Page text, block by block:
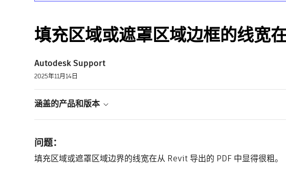
填充区域或遮罩区域边框的线宽
Autodesk Support
2025年11月14日
涵盖的产品和版本
问题：
填充区域或遮罩区域边界的线宽在从 Revit 导出的 PDF 中显得很粗。